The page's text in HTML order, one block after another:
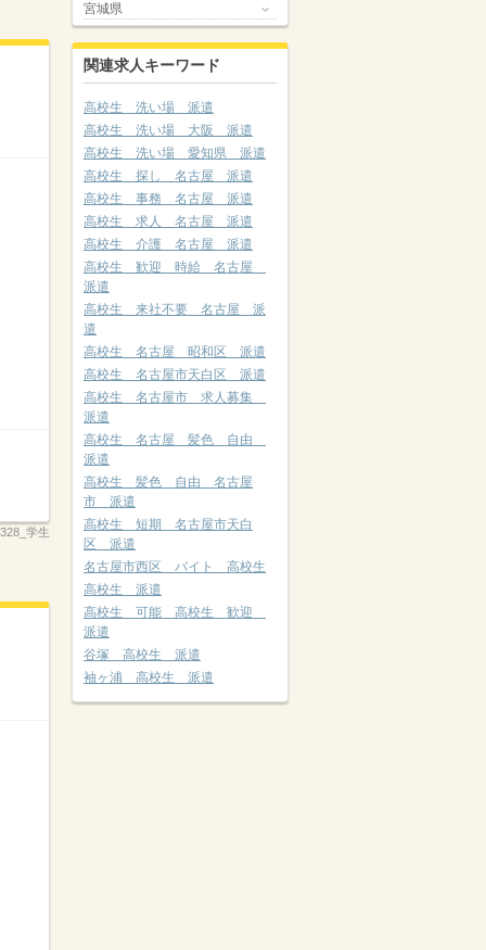
学生
宮城県
関連求人キーワード
高校生 洗い場 派遣
高校生 洗い場 大阪 派遣
高校生 洗い場 愛知県 派遣
高校生 探し 名古屋 派遣
高校生 事務 名古屋 派遣
高校生 求人 名古屋 派遣
高校生 介護 名古屋 派遣
高校生 歓迎 時給 名古屋
派遣
高校生 来社不要 名古屋 派
遣
高校生 名古屋 昭和区 派遣
高校生 名古屋市天白区 派遣
高校生 名古屋市 求人募集
派遣
高校生 名古屋 髪色 自由
派遣
高校生 髪色 自由 名古屋
市 派遣
高校生 短期 名古屋市天白
区 派遣
名古屋市西区 バイト 高校生
高校生 派遣
高校生 可能 高校生 歓迎
派遣
谷塚 高校生 派遣
袖ヶ浦 高校生 派遣